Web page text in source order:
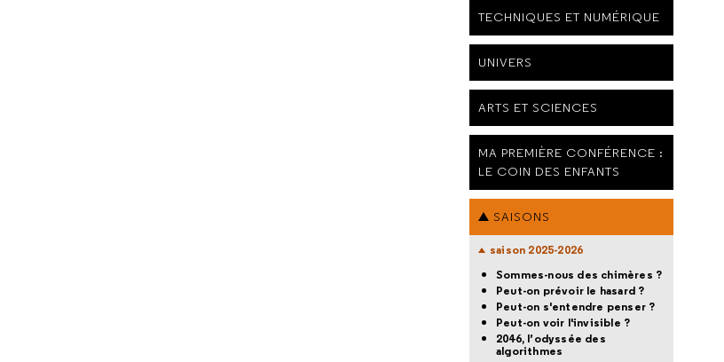
TECHNIQUES ET NUMÉRIQUE
UNIVERS
ARTS ET SCIENCES
MA PREMIÈRE CONFÉRENCE :
LE COIN DES ENFANTS
SAISONS
saison 2025-2026
Sommes-nous des chimères ?
Peut-on prévoir le hasard ?
Peut-on s'entendre penser ?
Peut-on voir l'invisible ?
2046, l’odyssée des
algorithmes